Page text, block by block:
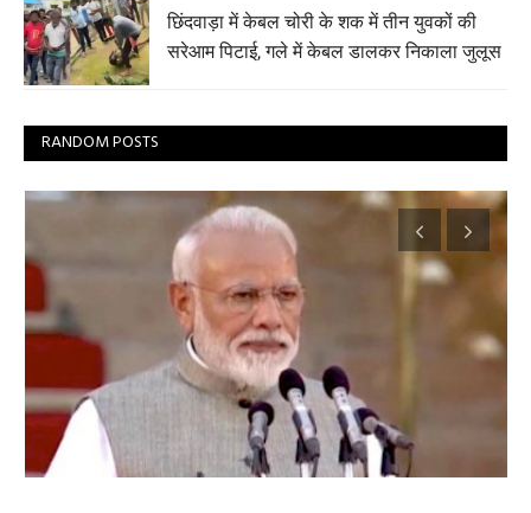
छिंदवाड़ा में केबल चोरी के शक में तीन युवकों की
सरेआम पिटाई, गले में केबल डालकर निकाला जुलूस
RANDOM POSTS